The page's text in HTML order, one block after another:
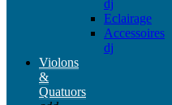
dj
Eclairage
Accessoires
dj
Violons
&
Quatuors